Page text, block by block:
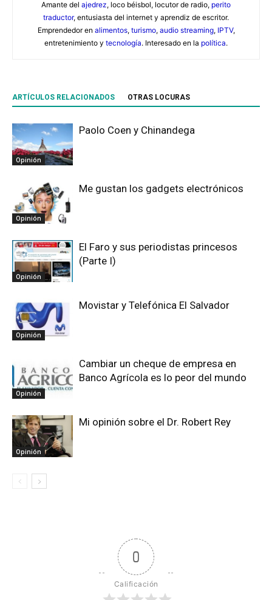
Amante del ajedrez, loco béisbol, locutor de radio, perito
traductor, entusiasta del internet y aprendiz de escritor.
Emprendedor en alimentos, turismo, audio streaming, IPTV,
entretenimiento y tecnología. Interesado en la política.
ARTÍCULOS RELACIONADOS OTRAS LOCURAS
Opinión
Paolo Coen y Chinandega
Opinión
Me gustan los gadgets electrónicos
Opinión
El Faro y sus periodistas princesos
(Parte I)
Opinión
Movistar y Telefónica El Salvador
Opinión
Cambiar un cheque de empresa en
Banco Agrícola es lo peor del mundo
Opinión
Mi opinión sobre el Dr. Robert Rey
0
Calificación